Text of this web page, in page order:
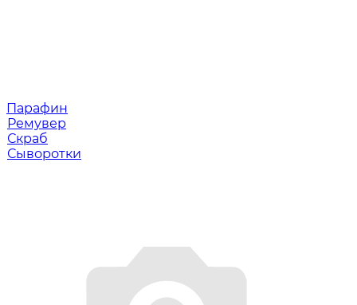
Парафин
Ремувер
Скраб
Сыворотки